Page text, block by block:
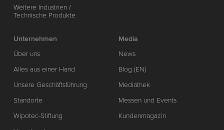
Weitere Industrien /
Technische Produkte
Unternehmen
Über uns
Alles aus einer Hand
Unsere Geschäftsführung
Standorte
Wipotec-Stiftung
Media
News
Blog (EN)
Mediathek
Messen und Events
Kundenmagazin